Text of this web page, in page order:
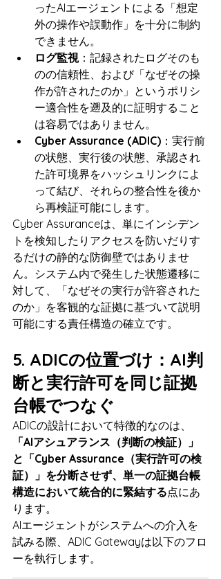
ったAIエージェントによる「想定
外の操作や誤動作」を十分に制約
できません。
ログ監視：記録されたログそのも
のの信頼性、および「なぜその操
作が許されたのか」というポリシ
ー適合性を遡及的に証明すること
は容易ではありません。
Cyber Assurance (ADIC) ：実行前
の状態、実行後の状態、承認され
た許可境界をハッシュリンクによ
って結び、それらの整合性を後か
ら再検証可能にします。
Cyber Assuranceは、単にインシデン
トを検知したりアクセスを防いだりす
るだけの静的な防御壁ではありませ
ん。システム内で発生した状態遷移に
対して、「なぜその実行が許容された
のか」を客観的な証拠に基づいて説明
可能にする責任構造の確立です。
5. ADICの位置づけ：AI判
断と実行許可を同じ証拠
台帳でつなぐ
ADICの設計において特徴的なのは、
「AIアシュアランス（判断の検証）」
と「Cyber Assurance（実行許可の検
証）」を分断させず、単一の証拠台帳
構造において統合的に緊結する点にあ
ります。
AIエージェントがシステムへの介入を
試みる際、ADIC Gatewayは以下のフロ
ーを執行します。